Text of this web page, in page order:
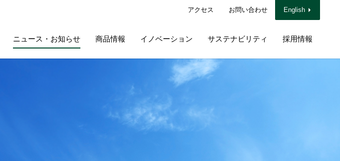
アクセス お問い合わせ English
ニュース・お知らせ 商品情報 イノベーション サステナビリティ 採用情報